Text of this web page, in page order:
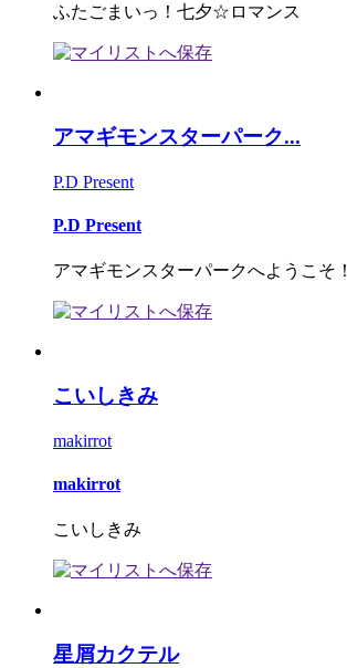
ふたごまいっ！七夕☆ロマンス
アマギモンスターパーク...
P.D Present
P.D Present
アマギモンスターパークへようこそ！
こいしきみ
makirrot
makirrot
こいしきみ
星屑カクテル